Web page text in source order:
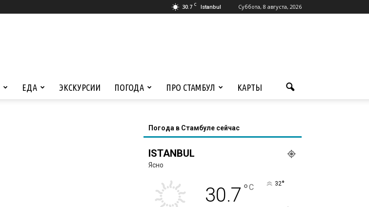
30.7 C Istanbul Суббота, 8 августа, 2026
ЕДА ЭКСКУРСИИ ПОГОДА ПРО СТАМБУЛ КАРТЫ
Погода в Стамбуле сейчас
ISTANBUL
Ясно
30.7 °C 32°